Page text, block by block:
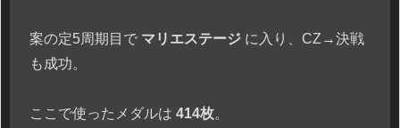
案の定5周期目で マリエステージ に入り、CZ→決戦
も成功。
ここで使ったメダルは 414枚。